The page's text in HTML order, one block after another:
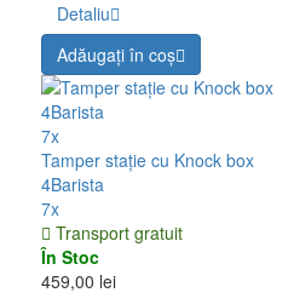
Detaliu
Adăugați în coş
7x
Tamper stație cu Knock box
4Barista
7x
Transport gratuit
În Stoc
459,00 lei